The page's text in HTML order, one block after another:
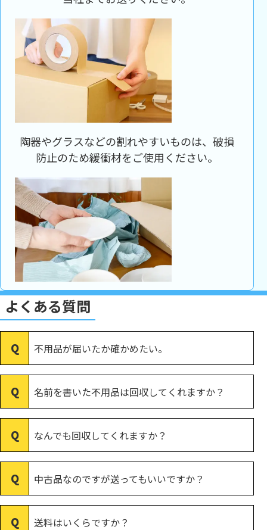
陶器やグラスなどの割れやすいものは、破損
防止のため緩衝材をご使用ください。
よくある質問
不用品が届いたか確かめたい。
名前を書いた不用品は回収してくれますか？
なんでも回収してくれますか？
中古品なのですが送ってもいいですか？
送料はいくらですか？